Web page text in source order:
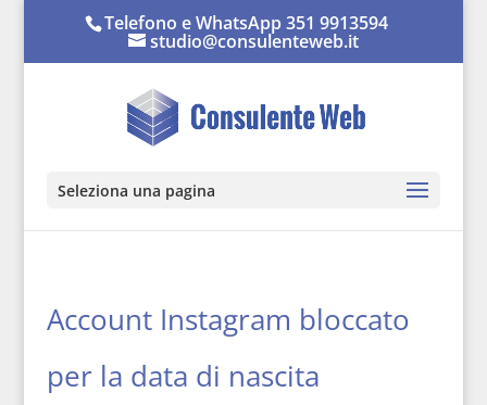
Telefono e WhatsApp 351 9913594
studio@consulenteweb.it
Seleziona una pagina
Account Instagram bloccato
per la data di nascita